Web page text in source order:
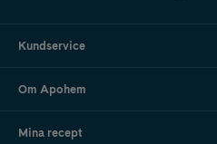
Kundservice
Om Apohem
Mina recept